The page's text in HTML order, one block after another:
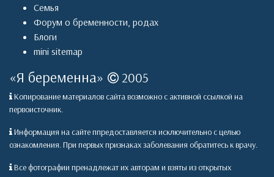
Семья
Форум о бременности, родах
Блоги
mini sitemap
«Я беременна» 2005
Копирование материалов сайта возможно с активной ссылкой на
первоисточник.
Информация на сайте ппредоставляется исключительно с целью
ознакомления. При первых признаках заболевания обратитесь к врачу.
Все фотографии пренадлежат их авторам и взяты из открытых